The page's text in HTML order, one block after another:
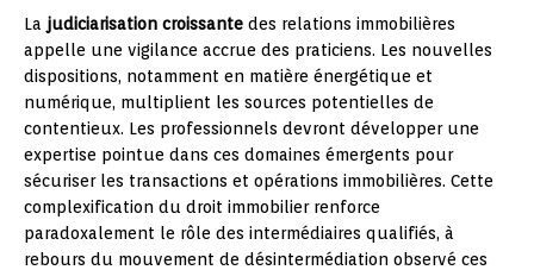
La judiciarisation croissante des relations immobilières
appelle une vigilance accrue des praticiens. Les nouvelles
dispositions, notamment en matière énergétique et
numérique, multiplient les sources potentielles de
contentieux. Les professionnels devront développer une
expertise pointue dans ces domaines émergents pour
sécuriser les transactions et opérations immobilières. Cette
complexification du droit immobilier renforce
paradoxalement le rôle des intermédiaires qualifiés, à
rebours du mouvement de désintermédiation observé ces